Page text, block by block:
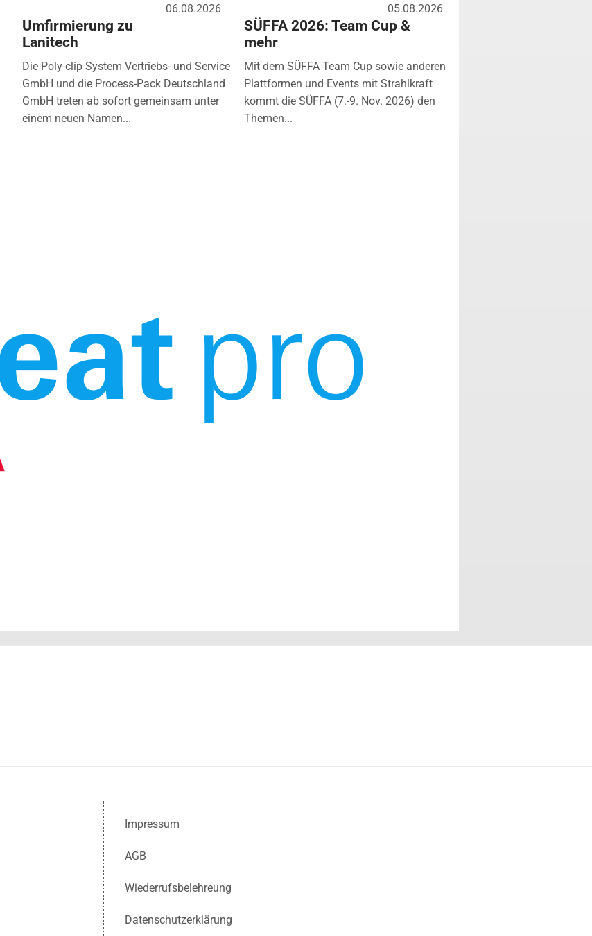
06.08.2026
Umfirmierung zu
Lanitech
Die Poly-clip System Vertriebs- und Service
GmbH und die Process-Pack Deutschland
GmbH treten ab sofort gemeinsam unter
einem neuen Namen...
05.08.2026
SÜFFA 2026: Team Cup &
mehr
Mit dem SÜFFA Team Cup sowie anderen
Plattformen und Events mit Strahlkraft
kommt die SÜFFA (7.-9. Nov. 2026) den
Themen...
Impressum
AGB
Wiederrufsbelehreung
Datenschutzerklärung